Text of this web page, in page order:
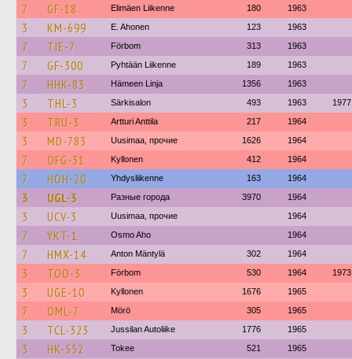
7 GF-18 Elimäen Liikenne 180 1963
3 KM-699 E. Ahonen 123 1963
7 TIE-7 Förbom 313 1963
7 GF-300 Pyhtään Liikenne 189 1963
7 HHK-83 Hämeen Linja 1356 1963
3 THL-3 Särkisalon 493 1963 1977
3 TRU-3 Artturi Anttila 217 1964
3 MD-783 Uusimaa, прочие 1626 1964
7 OFG-31 Kyllonen 412 1964
7 HOH-20 Yhdysliikenne 163 1964
3 UGL-3 Разные города 3970 1964
3 UCV-3 Uusimaa, прочие 1964
7 YKT-1 Osmo Aho 1964
7 HMX-14 Anton Mäntylä 302 1964
3 TOO-3 Förbom 530 1964 1973
3 UGE-10 Kyllonen 1676 1965
7 OML-7 Mörö 305 1965
3 TCL-323 Jussilan Autoliike 1776 1965
3 HK-552 Tokee 521 1965